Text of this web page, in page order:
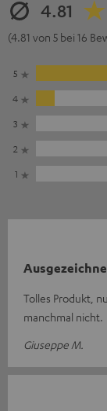
4.81
(4.81 von 5 bei 16
5
4
3
2
1
Tolles Produkt,
manchmal nicht.
Giuseppe M.